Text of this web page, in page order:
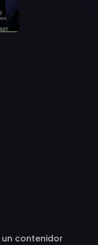
un contenidor